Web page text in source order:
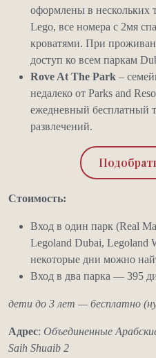
оформлены в нескольких
Lego, все номера с 2мя
кроватями. При
доступ ко всем паркам
Rove At The Park –
недалеко от Parks and
ежедневный бесплатный
развлечений.
Стоимость:
Вход в один парк (Real
Legoland Dubai, Legoland
некоторые дни можно
Вход в два парка — 395
дети до 3 лет — бесплатно
Адрес: Объединенные
Saih Shuaib 2